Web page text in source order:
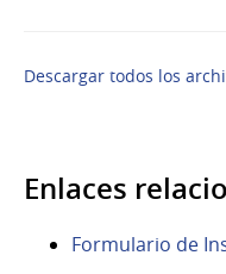
Descargar todos los
Enlaces
Formulario de